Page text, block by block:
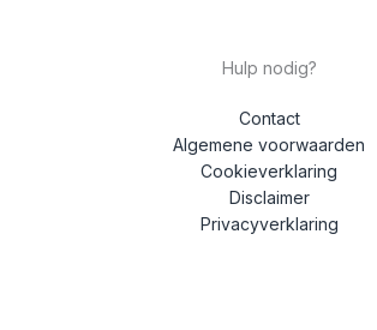
Hulp nodig?
Contact
Algemene voorwaarden
Cookieverklaring
Disclaimer
Privacyverklaring